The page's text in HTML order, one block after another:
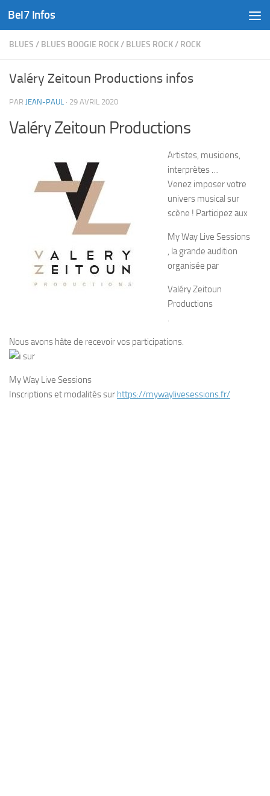
Skip to content
Bel7 Infos
BLUES / BLUES BOOGIE ROCK/ BLUES ROCK/ ROCK
Valéry Zeitoun Productions infos
PAR JEAN-PAUL · 29 AVRIL 2020
Valéry Zeitoun Productions
Artistes, musiciens,
interprètes …
Venez imposer votre
univers musical sur
scène ! Participez aux
My Way Live Sessions
, la grande audition
organisée par
Valéry Zeitoun
Productions
.
Nous avons hâte de recevoir vos participations.
sur
My Way Live Sessions
Inscriptions et modalités sur https://mywaylivesessions.fr/